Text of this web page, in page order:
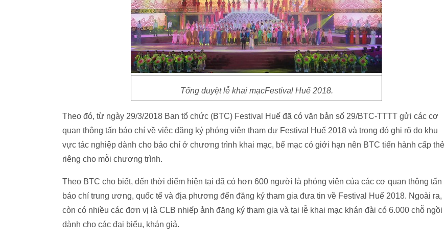
Tổng duyệt lễ khai mạcFestival Huế 2018.
Theo đó, từ ngày 29/3/2018 Ban tổ chức (BTC) Festival Huế đã có văn bản số 29/BTC-TTTT gửi các cơ
quan thông tấn báo chí về việc đăng ký phóng viên tham dự Festival Huế 2018 và trong đó ghi rõ do khu
vực tác nghiệp dành cho báo chí ở chương trình khai mạc, bế mạc có giới hạn nên BTC tiến hành cấp thẻ
riêng cho mỗi chương trình.
Theo BTC cho biết, đến thời điểm hiện tại đã có hơn 600 người là phóng viên của các cơ quan thông tấn
báo chí trung ương, quốc tế và địa phương đến đăng ký tham gia đưa tin về Festival Huế 2018. Ngoài ra,
còn có nhiều các đơn vị là CLB nhiếp ảnh đăng ký tham gia và tại lễ khai mạc khán đài có 6.000 chỗ ngồi
dành cho các đại biểu, khán giả.